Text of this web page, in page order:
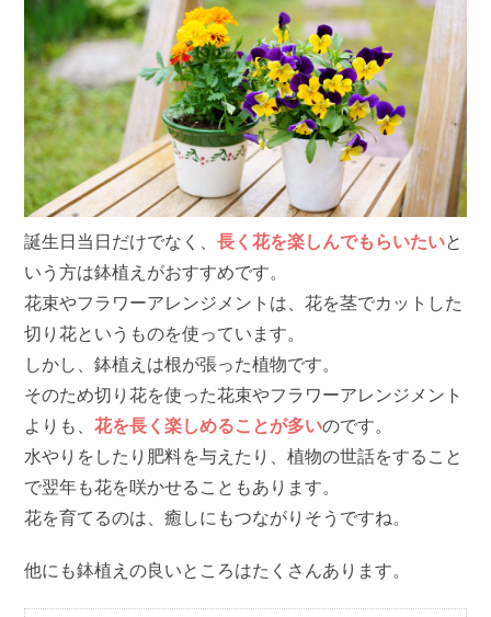
誕生日当日だけでなく、長く花を楽しんでもらいたいと
いう方は鉢植えがおすすめです。
花束やフラワーアレンジメントは、花を茎でカットした
切り花というものを使っています。
しかし、鉢植えは根が張った植物です。
そのため切り花を使った花束やフラワーアレンジメント
よりも、花を長く楽しめることが多いのです。
水やりをしたり肥料を与えたり、植物の世話をすること
で翌年も花を咲かせることもあります。
花を育てるのは、癒しにもつながりそうですね。
他にも鉢植えの良いところはたくさんあります。